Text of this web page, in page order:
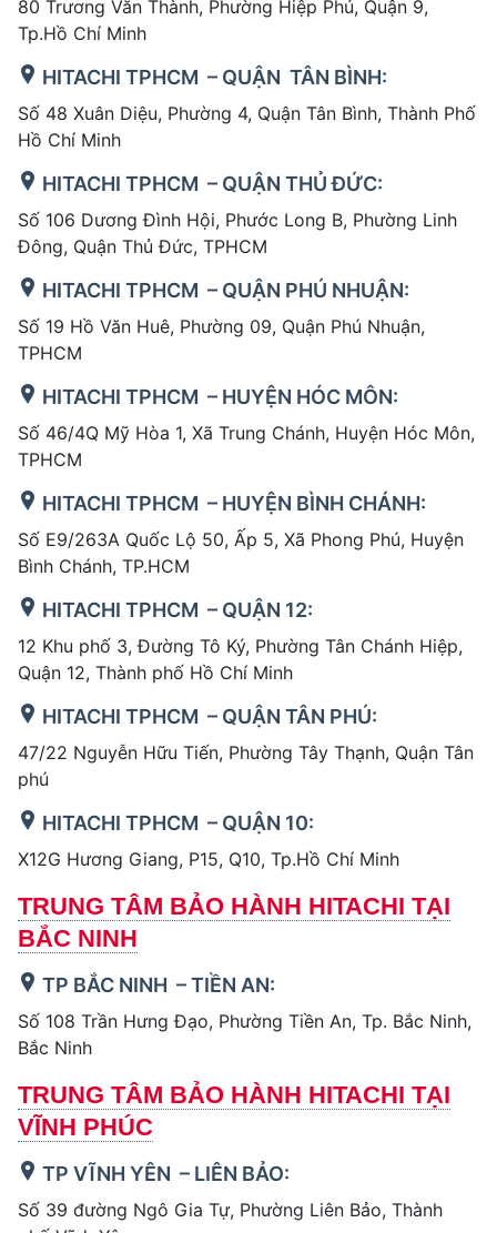
80 Trương Văn Thành, Phường Hiệp Phú, Quận 9,
Tp.Hồ Chí Minh
HITACHI TPHCM – QUẬN TÂN BÌNH:
Số 48 Xuân Diệu, Phường 4, Quận Tân Bình, Thành Phố
Hồ Chí Minh
HITACHI TPHCM – QUẬN THỦ ĐỨC:
Số 106 Dương Đình Hội, Phước Long B, Phường Linh
Đông, Quận Thủ Đức, TPHCM
HITACHI TPHCM – QUẬN PHÚ NHUẬN:
Số 19 Hồ Văn Huê, Phường 09, Quận Phú Nhuận,
TPHCM
HITACHI TPHCM – HUYỆN HÓC MÔN:
Số 46/4Q Mỹ Hòa 1, Xã Trung Chánh, Huyện Hóc Môn,
TPHCM
HITACHI TPHCM – HUYỆN BÌNH CHÁNH:
Số E9/263A Quốc Lộ 50, Ấp 5, Xã Phong Phú, Huyện
Bình Chánh, TP.HCM
HITACHI TPHCM – QUẬN 12:
12 Khu phố 3, Đường Tô Ký, Phường Tân Chánh Hiệp,
Quận 12, Thành phố Hồ Chí Minh
HITACHI TPHCM – QUẬN TÂN PHÚ:
47/22 Nguyễn Hữu Tiến, Phường Tây Thạnh, Quận Tân
phú
HITACHI TPHCM – QUẬN 10:
X12G Hương Giang, P15, Q10, Tp.Hồ Chí Minh
TRUNG TÂM BẢO HÀNH HITACHI TẠI
BẮC NINH
TP BẮC NINH – TIỀN AN:
Số 108 Trần Hưng Đạo, Phường Tiền An, Tp. Bắc Ninh,
Bắc Ninh
TRUNG TÂM BẢO HÀNH HITACHI TẠI
VĨNH PHÚC
TP VĨNH YÊN – LIÊN BẢO:
Số 39 đường Ngô Gia Tự, Phường Liên Bảo, Thành